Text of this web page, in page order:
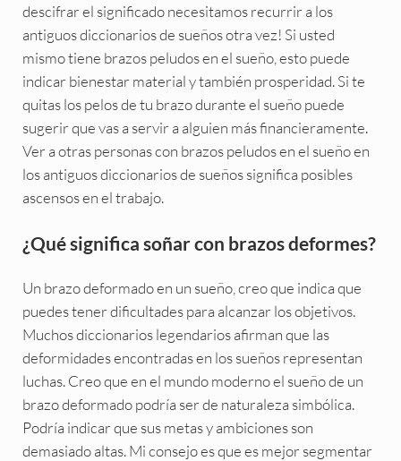
descifrar el significado necesitamos recurrir a los
antiguos diccionarios de sueños otra vez! Si usted
mismo tiene brazos peludos en el sueño, esto puede
indicar bienestar material y también prosperidad. Si te
quitas los pelos de tu brazo durante el sueño puede
sugerir que vas a servir a alguien más financieramente.
Ver a otras personas con brazos peludos en el sueño en
los antiguos diccionarios de sueños significa posibles
ascensos en el trabajo.
¿Qué significa soñar con brazos deformes?
Un brazo deformado en un sueño, creo que indica que
puedes tener dificultades para alcanzar los objetivos.
Muchos diccionarios legendarios afirman que las
deformidades encontradas en los sueños representan
luchas. Creo que en el mundo moderno el sueño de un
brazo deformado podría ser de naturaleza simbólica.
Podría indicar que sus metas y ambiciones son
demasiado altas. Mi consejo es que es mejor segmentar